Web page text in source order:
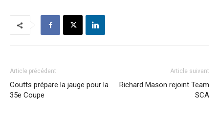
Article précédent
Coutts prépare la jauge pour la
35e Coupe
Article suivant
Richard Mason rejoint Team
SCA